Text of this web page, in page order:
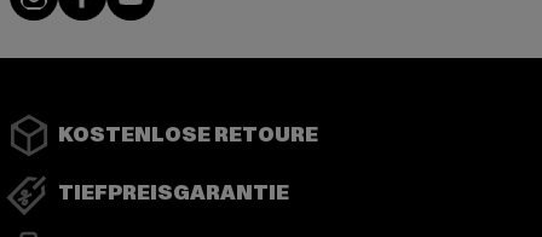
KOSTENLOSE RETOURE
TIEFPREISGARANTIE